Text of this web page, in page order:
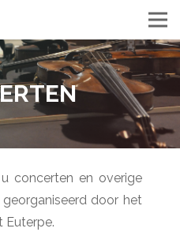
concerten en overige
door het
Euterpe.